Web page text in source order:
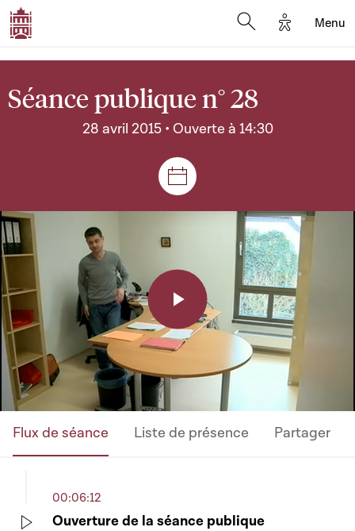
Options
Menu
Séance publique n° 28
28 avril 2015 • Ouverte à 14:30
Séances et réunions
Play
Video
Flux de séance Liste de présence Partager
00:06:12
Ouverture de la séance publique